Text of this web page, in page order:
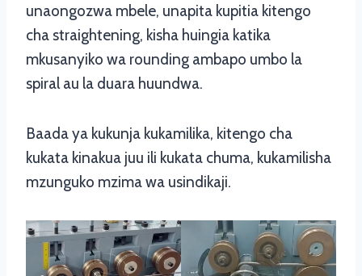
unaongozwa mbele, unapita kupitia kitengo
cha straightening, kisha huingia katika
mkusanyiko wa rounding ambapo umbo la
spiral au la duara huundwa.
Baada ya kukunja kukamilika, kitengo cha
kukata kinakua juu ili kukata chuma, kukamilisha
mzunguko mzima wa usindikaji.